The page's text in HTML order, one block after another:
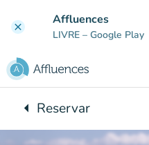
clear Affluences
LIVRE – Google Play
arrow_leftVoltar para:
Reservar